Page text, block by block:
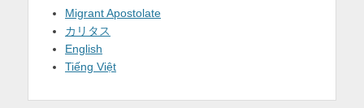
Migrant Apostolate
カリタス
English
Tiếng Việt